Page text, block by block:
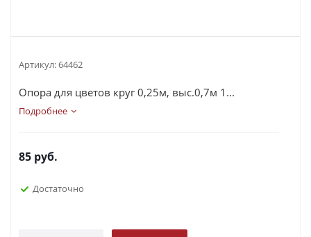
Артикул:64462
Опора для цветов круг 0,25м, выс.0,7м 1...
Подробнее
85 руб.
Достаточно